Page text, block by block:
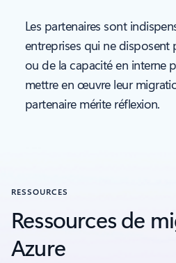
Les partenaires sont
entreprises qui ne disposent
ou de la capacité en interne
mettre en œuvre leur
partenaire mérite réflexion.
RESSOURCES
Ressources de
Azure